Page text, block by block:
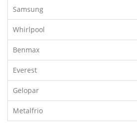
Samsung
Whirlpool
Benmax
Everest
Gelopar
Metalfrio